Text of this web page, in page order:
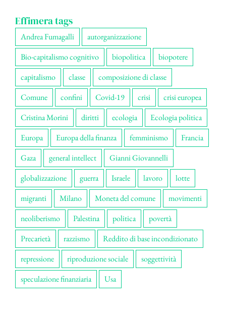
Effimera tags
Andrea Fumagalli
autorganizzazione
Bio-capitalismo cognitivo
biopolitica
biopotere
capitalismo
classe
composizione di classe
Comune
confini Covid-19 crisi
crisi europea
Cristina Morini
diritti ecologia
Ecologia politica
Europa
Europa della finanza femminismo
Francia
Gaza
general intellect
Gianni Giovannelli
globalizzazione
guerra Israele lavoro
lotte
migranti
Milano Moneta del comune
movimenti
neoliberismo
Palestina politica
povertà
Precarietà
razzismo
Reddito di base incondizionato
repressione
riproduzione sociale
soggettività
speculazione finanziaria
Usa